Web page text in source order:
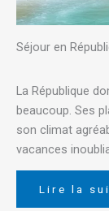
Séjour en
La République
beaucoup. Ses
son climat
vacances
Lire la